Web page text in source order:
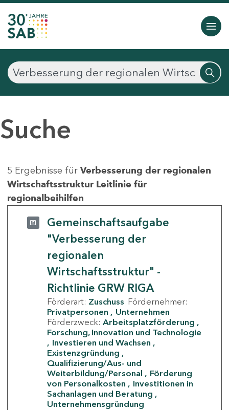
Suche
5 Ergebnisse für Verbesserung der regionalen
Wirtschaftsstruktur Leitlinie für
regionalbeihilfen
Gemeinschaftsaufgabe
"Verbesserung der
regionalen
Wirtschaftsstruktur" -
Richtlinie GRW RIGA
Förderart: Zuschuss Fördernehmer:
Privatpersonen
Unternehmen
Förderzweck: Arbeitsplatzförderung
Forschung, Innovation und Technologie
Investieren und Wachsen
Existenzgründung
Qualifizierung/Aus- und
Weiterbildung/Personal
Förderung
von Personalkosten
Investitionen in
Sachanlagen und Beratung
Unternehmensgründung